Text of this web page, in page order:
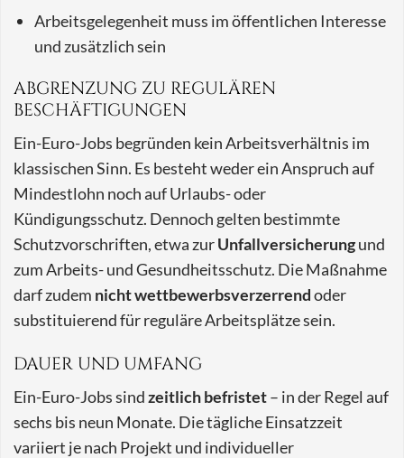
Arbeitsgelegenheit muss im öffentlichen Interesse
und zusätzlich sein
ABGRENZUNG ZU REGULÄREN
BESCHÄFTIGUNGEN
Ein-Euro-Jobs begründen kein Arbeitsverhältnis im
klassischen Sinn. Es besteht weder ein Anspruch auf
Mindestlohn noch auf Urlaubs- oder
Kündigungsschutz. Dennoch gelten bestimmte
Schutzvorschriften, etwa zurUnfallversicherungund
zum Arbeits- und Gesundheitsschutz. Die Maßnahme
darf zudem nicht wettbewerbsverzerrendoder
substituierend für reguläre Arbeitsplätze sein.
DAUER UND UMFANG
Ein-Euro-Jobs sindzeitlich befristet– in der Regel auf
sechs bis neun Monate. Die tägliche Einsatzzeit
variiert je nach Projekt und individueller